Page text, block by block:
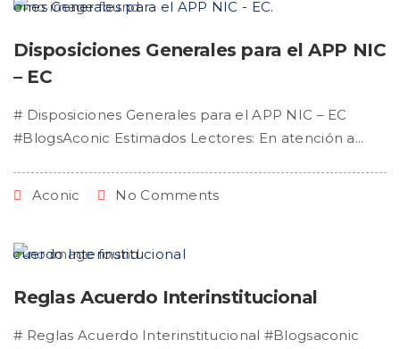
Disposiciones Generales para el APP NIC
– EC
# Disposiciones Generales para el APP NIC – EC
#BlogsAconic Estimados Lectores: En atención a...
Aconic No Comments
Reglas Acuerdo Interinstitucional
# Reglas Acuerdo Interinstitucional #Blogsaconic